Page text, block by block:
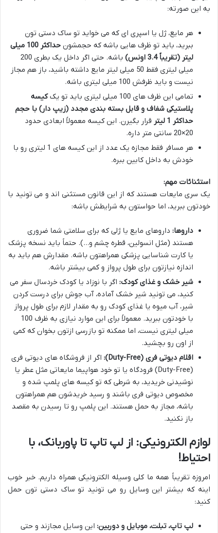
به این صورته:
هر مایع، ژل یا اسپری ای که می خواید تو ساک دستی تون
ببرید، باید تو ظرف هایی باشه که حجمشون
حداکثر 100 میلی
لیتر (تقریباً 3.4 اونس)
باشه. حتی اگر داخل یک بطری 200
میلی لیتری فقط 50 میلی لیتر مایع داشته باشید، باز هم مجاز
نیست و باید ظرفش 100 میلی لیتری باشه.
تمامی این ظرف های 100 میلی لیتری باید تو یک
کیسه
پلاستیکی شفاف و قابل بسته بندی مجدد (زیپ دار) با حجم
حداکثر 1 لیتر
قرار بگیرن. این کیسه معمولاً ابعادی حدود
20×20 سانتی متر داره.
هر مسافر فقط مجازه یک عدد از این کیسه های 1 لیتری رو با
خودش به داخل کابین ببره.
استثنائات مهم:
یک سری مایعات هستند که از این قانون مستثنی اند و می تونید با
خودتون ببرید، اما حواستون به شرایطش باشه:
داروها: داروهای مایع یا ژلی که برای سلامتی شما ضروری
هستند (مثل انسولین، قطره چشم و…). حتماً باید نسخه پزشک
یا کارت شناسایی پزشکی همراهتون باشه. مقدارش هم باید به
اندازه نیازتون برای طول پرواز و کمی بیشتر باشه.
شیر خشک و غذای کودک: اگر با نوزاد یا کودک خردسال سفر می
کنید، می تونید شیر خشک آماده، آب جوش برای درست کردن
شیر، آب میوه یا غذای کودک رو به مقدار لازم برای طول پرواز
با خودتون ببرید. معمولاً برای این موارد نیازی به ظرف 100
میلی لیتری نیست، اما ممکنه تو بازرسی ازتون بخوان که کمی
از اون رو بچشید.
اقلام دیوتی فری (Duty-Free):
اگر از فروشگاه های دیوتی فری
(Duty-Free) فرودگاه یا تو خود هواپیما مایعاتی مثل عطر یا
نوشیدنی خریدید، به شرطی که تو کیسه های پلمپ شده و
مخصوص دیوتی فری باشند و رسید خریدشون هم همراهتون
باشه، مجاز به حمل هستند. این پلمپ رو تا رسیدن به مقصد
باز نکنید.
لوازم الکترونیکی: از لپ تاپ تا پاوربانک، با
احتیاط!
امروزه تقریباً همه ما کلی وسیله الکترونیکی همراه داریم. خبر خوب
اینه که بیشتر این وسایل رو می تونید تو ساک دستی تون حمل
کنید:
لپ تاپ، تبلت، موبایل و دوربین: این وسایل مجازند و حتی